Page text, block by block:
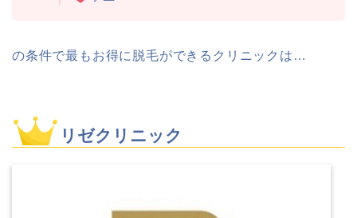
の条件で最もお得に脱毛ができるクリニックは…
リゼクリニック